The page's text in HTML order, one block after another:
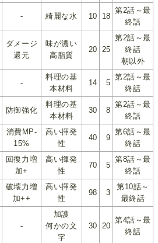
- 綺麗な水 10 18
第2話～最
終話
ダメージ
還元
味が濃い
高脂質
20 25
第2話～最
終話
朝以外
-
料理の基
本材料
14 5
第2話～最
終話
防御強化
料理の基
本材料
30 8
第2話～最
終話
消費MP-
15%
高い揮発
性
40 9
第6話～最
終話
回復力増
加+
高い揮発
性
70 5
第8話～最
終話
破壊力増
加++
高い揮発
性
98 3
第10話～
最終話
-
加護
何かの文
字
30 20
第4話～最
終話